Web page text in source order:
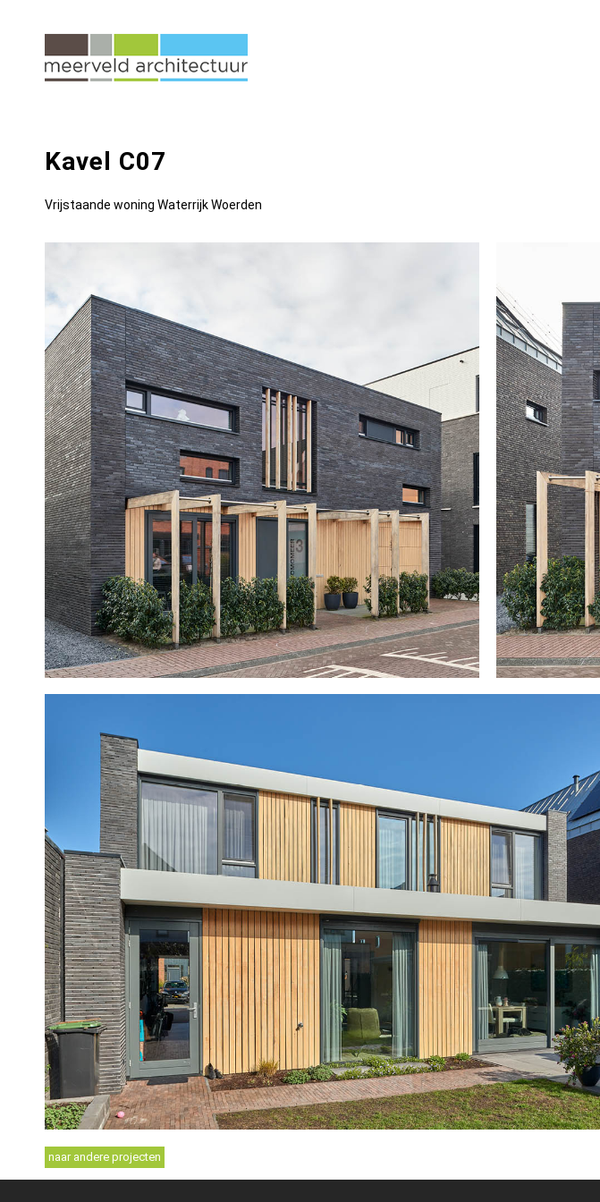
Kavel C07
Vrijstaande woning Waterrijk Woerden
naar andere projecten